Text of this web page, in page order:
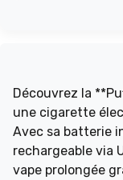
Découvrez la
une cigarette
Avec sa batterie
rechargeable via
vape prolongée